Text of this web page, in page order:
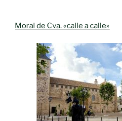
Moral de Cva. «calle a calle»